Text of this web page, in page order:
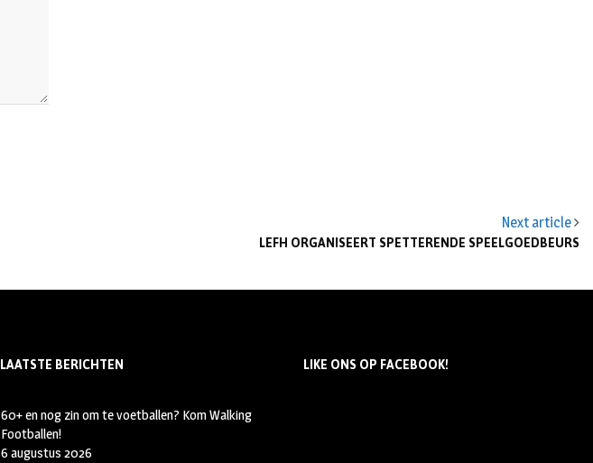
Next article
LEFH ORGANISEERT SPETTERENDE SPEELGOEDBEURS
LAATSTE BERICHTEN
60+ en nog zin om te voetballen? Kom Walking
Footballen!
6 augustus 2026
LIKE ONS OP FACEBOOK!